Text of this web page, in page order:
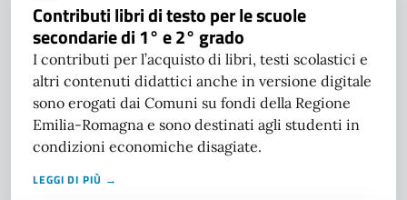
Contributi libri di testo per le scuole
secondarie di 1° e 2° grado
I contributi per l’acquisto di libri, testi scolastici e
altri contenuti didattici anche in versione digitale
sono erogati dai Comuni su fondi della Regione
Emilia-Romagna e sono destinati agli studenti in
condizioni economiche disagiate.
LEGGI DI PIÙ →